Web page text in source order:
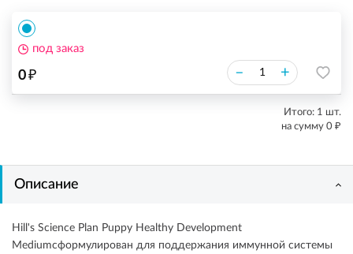
0₽ – +
под заказ
Итого: 1 шт.
на сумму 0 ₽
Описание
Hill's Science Plan Puppy Healthy Development
Mediumсформулирован для поддержания иммунной системы